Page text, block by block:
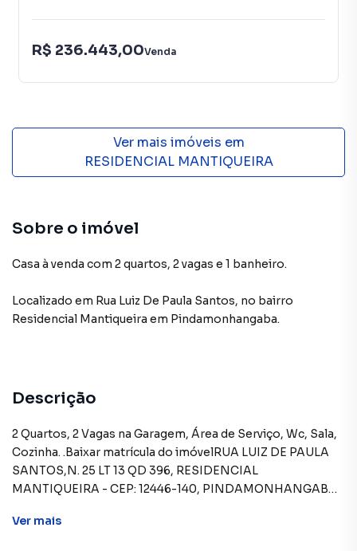
R$ 236.443,00Venda
Ver mais imóveis em
RESIDENCIAL MANTIQUEIRA
Sobre o imóvel
Casa à venda com 2 quartos, 2 vagas e 1 banheiro.
Localizado em Rua Luiz De Paula Santos, no bairro
Residencial Mantiqueira em Pindamonhangaba.
Descrição
2 Quartos, 2 Vagas na Garagem, Área de Serviço, Wc, Sala,
Cozinha. .Baixar matrícula do imóvelRUA LUIZ DE PAULA
SANTOS,N. 25 LT 13 QD 396, RESIDENCIAL
MANTIQUEIRA - CEP: 12446-140, PINDAMONHANGABA -
ACEITAS: Recursos próprios. Permite utilização de FGTS.
Ver mais